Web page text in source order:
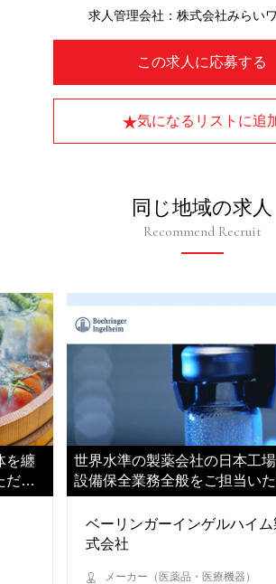
この求人に応募する
気になるリストに追
求人管理会社：株式会社みらい
同じ地域の求人
Recommend Recruit
を纏
だき
世界水準の製薬会社の日本工場
設備保全業務全般をご担当い
す
ベーリンガーインゲルハイ
式会社
メーカー（医薬品・医療機器）